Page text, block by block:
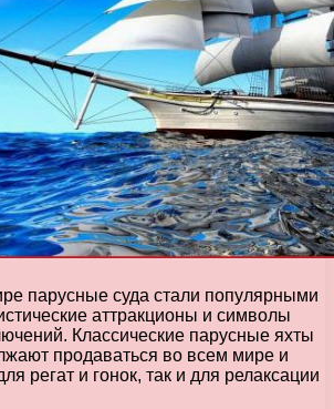
парусные суда стали популярными
аттракционы и символы
Классические парусные яхты
продаваться во всем мире и
регат и гонок, так и для релаксации